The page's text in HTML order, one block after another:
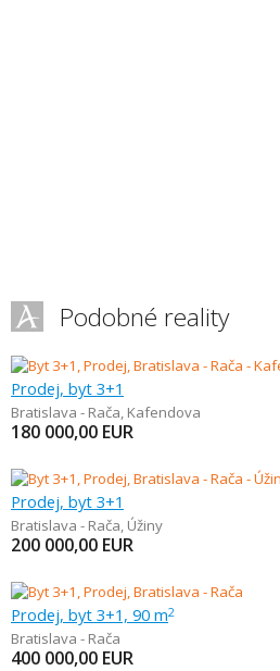
Podobné reality
Prodej, byt 3+1
Bratislava - Rača, Kafendova
180 000,00 EUR
Prodej, byt 3+1
Bratislava - Rača, Úžiny
200 000,00 EUR
Prodej, byt 3+1, 90 m2
Bratislava - Rača
400 000,00 EUR